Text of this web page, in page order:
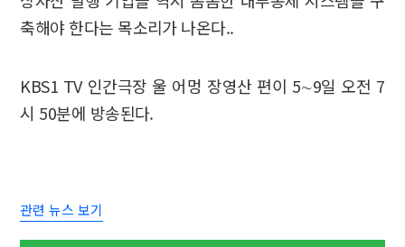
축해야 한다는 목소리가 나온다..
KBS1 TV 인간극장 울 어멍 장영산 편이 5∼9일 오전 7
시 50분에 방송된다.
관련 뉴스 보기